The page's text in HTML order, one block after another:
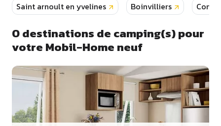
Saint arnoult en yvelines Boinvilliers
0destinations de camping(s) pour
votre Mobil-Home neuf